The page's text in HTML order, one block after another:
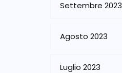
Settembre 2023
Agosto 2023
Luglio 2023